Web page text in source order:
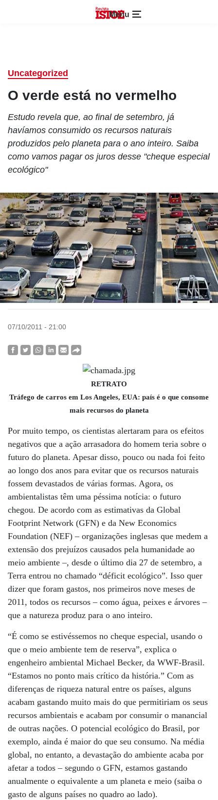
Menu
Uncategorized
O verde está no vermelho
Estudo revela que, ao final de setembro, já
havíamos consumido os recursos naturais
produzidos pelo planeta para o ano inteiro. Saiba
como vamos pagar os juros desse "cheque especial
ecológico"
07/10/2011 - 21:00
RETRATO
Tráfego de carros em Los Angeles, EUA: país é o que consome
mais recursos do planeta
Por muito tempo, os cientistas alertaram para os efeitos
negativos que a ação arrasadora do homem teria sobre o
futuro do planeta. Apesar disso, pouco ou nada foi feito
ao longo dos anos para evitar que os recursos naturais
fossem devastados de várias formas. Agora, os
ambientalistas têm uma péssima notícia: o futuro
chegou. De acordo com as estimativas da Global
Footprint Network (GFN) e da New Economics
Foundation (NEF) – organizações inglesas que medem a
extensão dos prejuízos causados pela humanidade ao
meio ambiente –, desde o último dia 27 de setembro, a
Terra entrou no chamado “déficit ecológico”. Isso quer
dizer que foram gastos, nos primeiros nove meses de
2011, todos os recursos – como água, peixes e árvores –
que a natureza produz para o ano inteiro.
“É como se estivéssemos no cheque especial, usando o
que o meio ambiente tem de reserva”, explica o
engenheiro ambiental Michael Becker, da WWF-Brasil.
“Estamos no ponto mais crítico da história.” Com as
diferenças de riqueza natural entre os países, alguns
acabam gastando muito mais do que permitiriam os seus
recursos ambientais e acabam por consumir o manancial
de outras nações. O potencial ecológico do Brasil, por
exemplo, ainda é maior do que seu consumo. Na média
global, no entanto, a devastação do ambiente acaba por
afetar a todos – segundo o GFN, estamos gastando
anualmente o equivalente a um planeta e meio (saiba o
gasto de alguns países no quadro ao lado).